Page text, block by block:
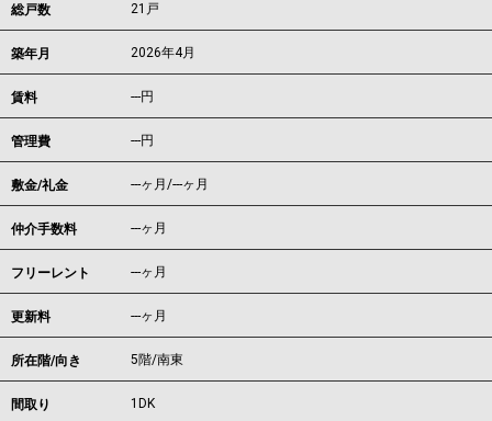
総戸数 21戸
築年月 2026年4月
賃料 ---円
管理費 ---円
敷金/礼金 ---ヶ月/---ヶ月
仲介手数料 ---ヶ月
フリーレント ---ヶ月
更新料 ---ヶ月
所在階/向き 5階/南東
間取り 1DK